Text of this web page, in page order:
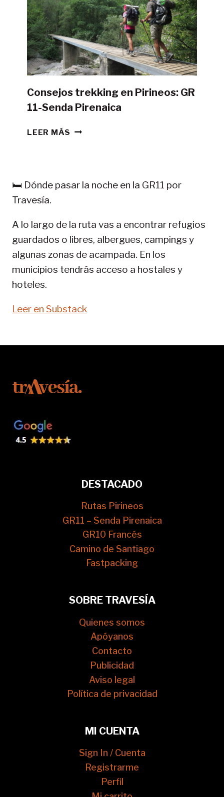
CON
TIENDA
DE
CAMPAÑA?
Consejos trekking en Pirineos: GR
11-Senda Pirenaica
LEER MÁS CONSEJOS
11-
🛏️ Dónde pasar la noche en la GR11 por
Travesía.
A lo largo de la ruta vas a encontrar refugios
guardados o libres, albergues, campings y
algunas zonas de acampada. En los
municipios tendrás acceso a hostales y
hoteles.
Leer en Substack
DESTACADO
Rutas Pirineos
GR11 – Senda Pirenaica
GR10 Francés
Camino de Santiago
Fastpacking
SOBRE TRAVESÍA
Quienes somos
Apóyanos
Contacto
Publicidad
Aviso legal
Política de privacidad
MI CUENTA
Sign In / Cuenta
Registrarme
Perfil